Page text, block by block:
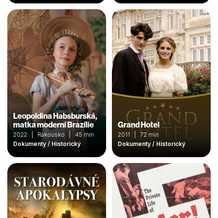
Leopoldina Habsburská,
matka moderní Brazílie
2022 | Rakousko | 45 min
Dokumenty / Historický
Grand Hotel
2011 | 72 min
Dokumenty / Historický